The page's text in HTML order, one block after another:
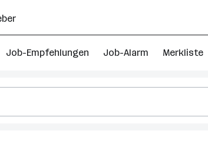
Job-Empfehlungen Job-Alarm Merkliste